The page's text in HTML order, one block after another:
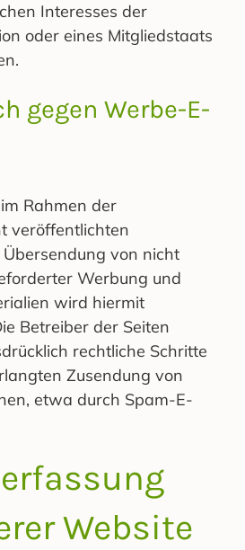
Interesses der
oder eines Mitgliedstaats
gegen Werbe-E-
Rahmen der
veröffentlichten
von nicht
Werbung und
wird hiermit
Betreiber der Seiten
rechtliche Schritte
Zusendung von
etwa durch Spam-E-
Website